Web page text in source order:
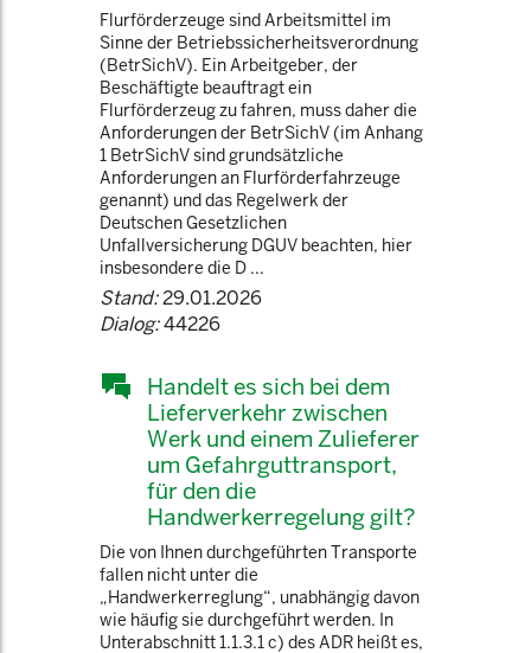
Flurförderzeuge sind Arbeitsmittel im
Sinne der Betriebssicherheitsverordnung
(BetrSichV). Ein Arbeitgeber, der
Beschäftigte beauftragt ein
Flurförderzeug zu fahren, muss daher die
Anforderungen der BetrSichV (im Anhang
1 BetrSichV sind grundsätzliche
Anforderungen an Flurförderfahrzeuge
genannt) und das Regelwerk der
Deutschen Gesetzlichen
Unfallversicherung DGUV beachten, hier
insbesondere die D ...
Stand:29.01.2026
Dialog:44226
Handelt es sich bei dem
Lieferverkehr zwischen
Werk und einem Zulieferer
um Gefahrguttransport,
für den die
Handwerkerregelung gilt?
Die von Ihnen durchgeführten Transporte
fallen nicht unter die
„Handwerkerreglung“, unabhängig davon
wie häufig sie durchgeführt werden. In
Unterabschnitt 1.1.3.1 c) des ADR heißt es,